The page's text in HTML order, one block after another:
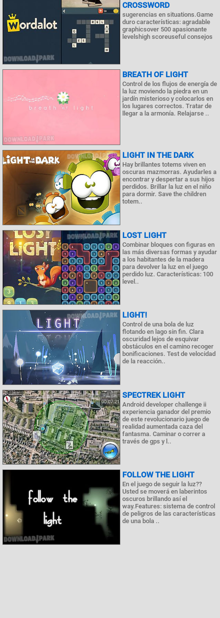
CROSSWORD
sugerencias en situations.Game
duro características: agradable
graphicsover 500 apasionante
levelshigh scoreuseful consejos
BREATH OF LIGHT
Control de los flujos de energía de
la luz moviendo la piedra en un
jardín misterioso y colocarlos en
los lugares correctos. Tratar de
llegar a la armonía. Relajarse ..
LIGHT IN THE DARK
Hay brillantes totems viven en
oscuras mazmorras. Ayudarles a
encontrar y despertar a sus hijos
perdidos. Brillar la luz en el niño
para dormir. Save the children
totem..
LOST LIGHT
Combinar bloques con figuras en
las más diversas formas y ayudar
a los habitantes de la madera
para devolver la luz en el juego
perdido luz. Características: 100
level..
LIGHT!
Control de una bola de luz
flotando en lago sin fin. Clara
oscuridad lejos de esquivar
obstáculos en el camino recoger
bonificaciones. Test de velocidad
de la reacción..
SPECTREK LIGHT
Android developer challenge ii
experiencia ganador del premio
de este revolucionario juego de
realidad aumentada caza del
fantasma. Caminar o correr a
través de gps y l..
FOLLOW THE LIGHT
En el juego de seguir la luz??
Usted se moverá en laberintos
oscuros brillando así el
way.Features: sistema de control
de peligros de las características
de una bola ..